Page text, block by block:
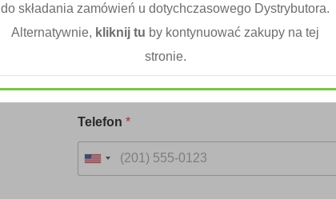
Dane osobowe
Telefon *
do składania zamówień u dotychczasowego Dystrybutora.
Alternatywnie, kliknij tu by kontynuować zakupy na tej
stronie.